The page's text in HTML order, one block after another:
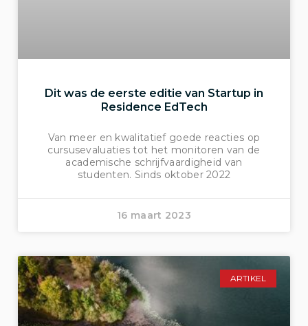
Dit was de eerste editie van Startup in
Residence EdTech
Van meer en kwalitatief goede reacties op
cursusevaluaties tot het monitoren van de
academische schrijfvaardigheid van
studenten. Sinds oktober 2022
16 maart 2023
ARTIKEL